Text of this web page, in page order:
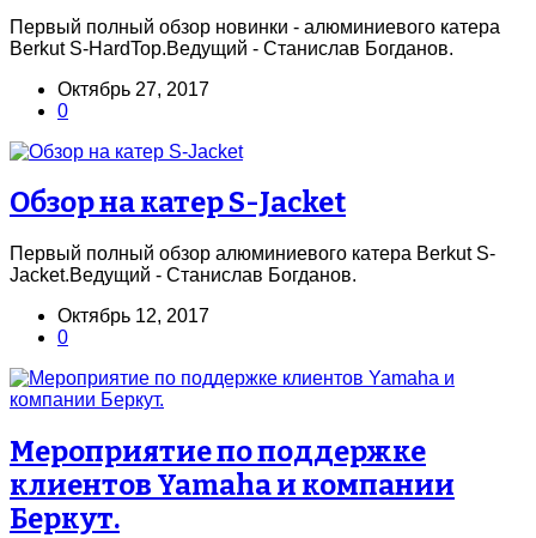
Первый полный обзор новинки - алюминиевого катера
Berkut S-HardTop.Ведущий - Станислав Богданов.
Октябрь 27, 2017
0
Обзор на катер S-Jacket
Первый полный обзор алюминиевого катера Berkut S-
Jacket.Ведущий - Станислав Богданов.
Октябрь 12, 2017
0
Мероприятие по поддержке
клиентов Yamaha и компании
Беркут.